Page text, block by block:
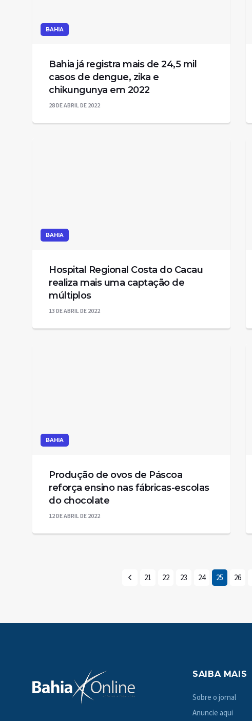
BAHIA
Bahia já registra mais de 24,5 mil
casos de dengue, zika e
chikungunya em 2022
28 DE ABRIL DE 2022
BAHIA
Hospital Regional Costa do Cacau
realiza mais uma captação de
múltiplos
13 DE ABRIL DE 2022
BAHIA
Produção de ovos de Páscoa
reforça ensino nas fábricas-escolas
do chocolate
12 DE ABRIL DE 2022
21 22 23 24 25 26
SAIBA MAIS
Sobre o jornal
Anuncie aqui